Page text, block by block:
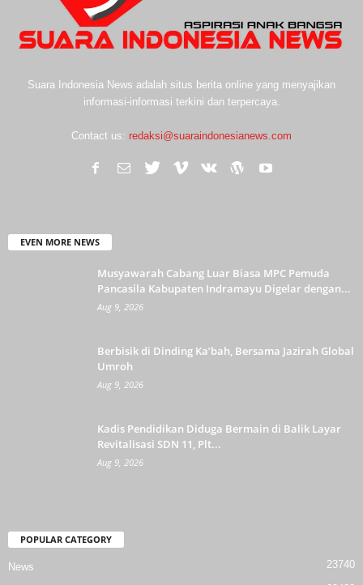
Suara Indonesia News adalah situs berita online yang menyajikan
informasi-informasi terkini dan terpercaya.
Contact us: redaksi@suaraindonesianews.com
EVEN MORE NEWS
Musyawarah Cabang Luar Biasa MPC Pemuda
Pancasila Kabupaten Indramayu Digelar dengan...
Aug 9, 2026
Berbisik di Dinding Ka’bah, Bersama Jazirah Global
Umroh
Aug 9, 2026
Kadis Pendidikan Diduga Bermain di Balik Layar
Revitalisasi SDN 11, Plt...
Aug 9, 2026
POPULAR CATEGORY
News
23740